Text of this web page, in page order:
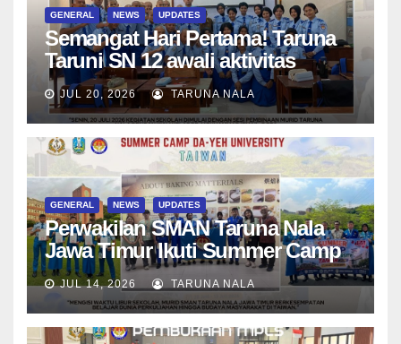
GENERAL NEWS UPDATES
Semangat Hari Pertama! Taruna
Taruni SN 12 awali aktivitas
bersama Wali Kelas dan Tes
Asesmen Diagnostik
JUL 20, 2026 TARUNA NALA
GENERAL NEWS UPDATES
Perwakilan SMAN Taruna Nala
Jawa Timur Ikuti Summer Camp
di Da-Yeh University, Taiwan
JUL 14, 2026 TARUNA NALA